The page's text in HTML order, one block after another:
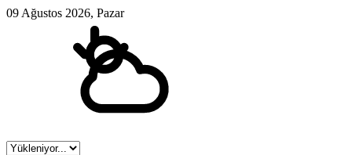
09 Ağustos 2026, Pazar